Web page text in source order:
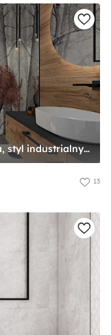
Łazienka 61 - Duża z lustrem łazienka, styl industrialny - zdjęcie od Anna Romik Architektura Wnętrz
13